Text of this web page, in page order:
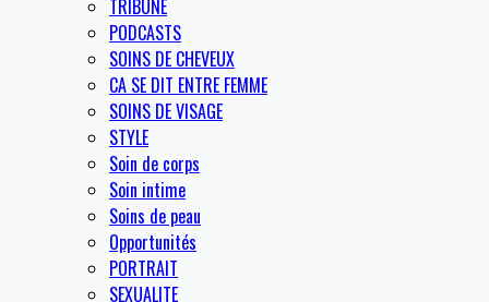
TRIBUNE
PODCASTS
SOINS DE CHEVEUX
CA SE DIT ENTRE FEMME
SOINS DE VISAGE
STYLE
Soin de corps
Soin intime
Soins de peau
Opportunités
PORTRAIT
SEXUALITE